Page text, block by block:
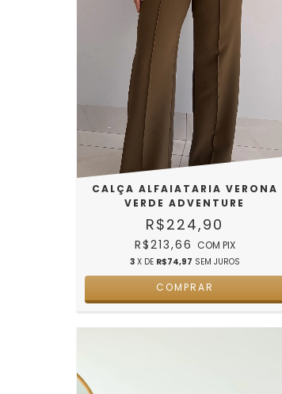
CALÇA ALFAIATARIA VERONA
VERDE ADVENTURE
R$224,90
R$213,66 COM PIX
3 X DE R$74,97 SEM JUROS
COMPRAR